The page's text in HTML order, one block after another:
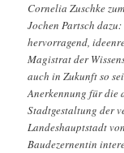
Cornelia Zuschke
Jochen Partsch
hervorragend,
Magistrat der
auch in Zukunft so
Anerkennung für die
Stadtgestaltung der
Landeshauptstadt
Baudezernentin